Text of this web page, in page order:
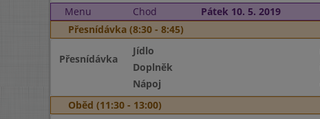
Menu
Chod Pátek 10. 5. 2019
Přesnídávka (8:30 - 8:45)
Přesnídávka
Jídlo
Doplněk
Nápoj
Oběd (11:30 - 13:00)